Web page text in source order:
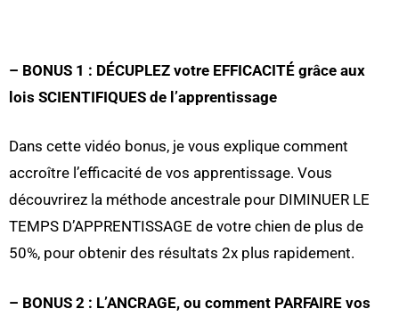
– BONUS 1 : DÉCUPLEZ votre EFFICACITÉ grâce aux
lois SCIENTIFIQUES de l’apprentissage
Dans cette vidéo bonus, je vous explique comment
accroître l’efficacité de vos apprentissage. Vous
découvrirez la méthode ancestrale pour DIMINUER LE
TEMPS D’APPRENTISSAGE de votre chien de plus de
50%, pour obtenir des résultats 2x plus rapidement.
– BONUS 2 : L’ANCRAGE, ou comment PARFAIRE vos